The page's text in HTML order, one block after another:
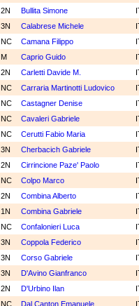
2N Bullita Simone
3N Calabrese Michele
NC Camana Filippo
M Caprio Guido
2N Carletti Davide M.
NC Carraria Martinotti Ludovico
NC Castagner Denise
NC Cavaleri Gabriele
NC Cerutti Fabio Maria
3N Cherbacich Gabriele
2N Cirrincione Paze' Paolo
NC Colpo Marco
2N Combina Alberto
1N Combina Gabriele
NC Confalonieri Luca
3N Coppola Federico
3N Corso Gabriele
3N D'Avino Gianfranco
2N D'Urbino Ilan
NC Dal Canton Emanuele